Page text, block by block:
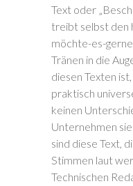
Text oder
treibt selbst den
möchte-es-
Tränen in die
diesen Texten
praktisch
keinen
Unternehmen
sind diese Text,
Stimmen laut
Technischen